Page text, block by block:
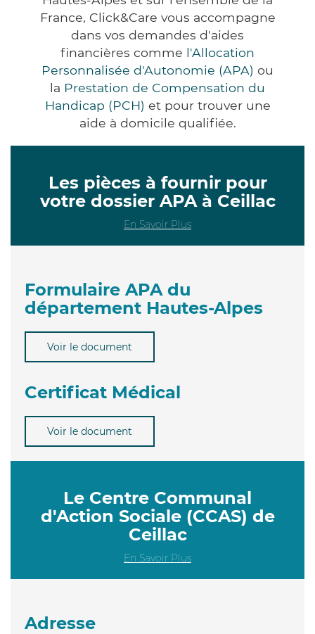
France, Click&Care vous accompagne
dans vos demandes d'aides
financières comme l'Allocation
Personnalisée d'Autonomie (APA) ou
la Prestation de Compensation du
Handicap (PCH) et pour trouver une
aide à domicile qualifiée.
Les pièces à fournir pour
votre dossier APA à Ceillac
En Savoir Plus
Formulaire APA du
département Hautes-Alpes
Voir le document
Certificat Médical
Voir le document
Le Centre Communal
d'Action Sociale (CCAS) de
Ceillac
En Savoir Plus
Adresse